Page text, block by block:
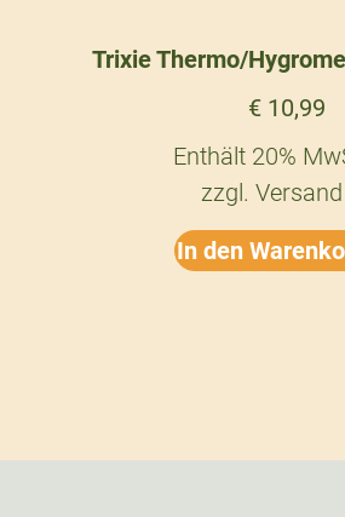
Trixie Thermo/
€10,99
Enthält 20%
zzgl. Versand
In den